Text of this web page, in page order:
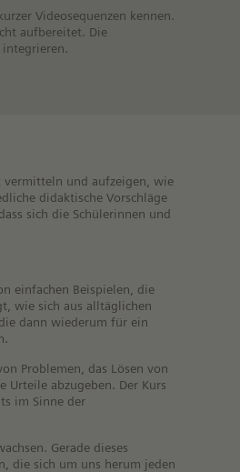
Videosequenzen kennen.
aufbereitet. Die
vermitteln und aufzeigen, wie
didaktische Vorschläge
sich die Schülerinnen und
einfachen Beispielen, die
wie sich aus alltäglichen
dann wiederum für ein
Problemen, das Lösen von
Urteile abzugeben. Der Kurs
im Sinne der
Gerade dieses
die sich um uns herum jeden